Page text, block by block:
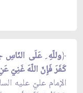
﴿وللّهِ ِ عَلَى
كَفَرَ فَإِنّ اللّهَ غَنِيّ
الإمام عليّ عليه